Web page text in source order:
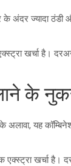
अंदर ज्यादा
खर्चा है।
के
यह
एक्स्ट्रा खर्चा है।